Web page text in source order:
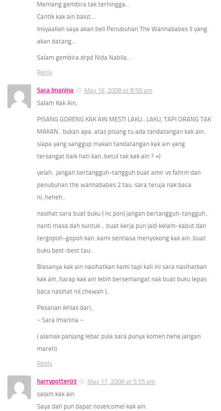
Memang gembira tak terhingga…
Cantik kak ain balut…
Insyaallah saya akan beli Penubuhan The Wannababes II yang
akan datang…
Salam gembira drpd Nida Nabila…
Reply
Sara Imanina
May 16, 2008 at 8:59 am
Salam Kak Ain,
PISANG GORENG KAK AIN MESTI LAKU.. LAKU, TAPI ORANG TAK
MAKAN.. bukan apa..atas pisang tu ada tandatangan kak ain..
siapa yang sanggup makan tandatangan kak ain yang
tersangat baik hati kan..betul tak kak ain ? =)
yelah.. jangan bertangguh-tangguh buat amir vs fahrin dan
penubuhan the wannababes 2 tau. sara teruja nak baca
ni..heheh..
nasihat sara buat buku ( nc pon) jangan bertangguh-tangguh..
nanti masa dah suntuk .. buat kerja pun jadi kelam-kabut dan
tergopoh-gopoh kan..kami sentiasa menyokong kak ain..buat
buku best-best tau..
Biasanya kak ain nasihatkan kami tapi kali ini sara nasihatkan
kak ain..harap kak ain lebih bersemangat nak buat buku lepas
baca nasihat ni( chewah )..
Pesanan ikhlas dari,
~ Sara Imanina ~
( alamak panjang lebar pula sara punya komen.hehe.jangan
mareh)
Reply
harrypotter03
May 17, 2008 at 5:55 am
salam kak ain
Saya dah pun dapat novelcomel kak ain.